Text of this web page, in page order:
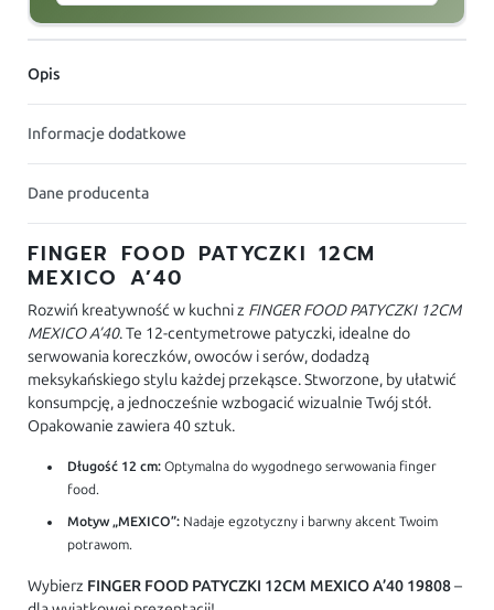
Opis
Informacje dodatkowe
Dane producenta
FINGER FOOD PATYCZKI 12CM
MEXICO A’40
Rozwiń kreatywność w kuchni z FINGER FOOD PATYCZKI 12CM
MEXICO A’40. Te 12-centymetrowe patyczki, idealne do
serwowania koreczków, owoców i serów, dodadzą
meksykańskiego stylu każdej przekąsce. Stworzone, by ułatwić
konsumpcję, a jednocześnie wzbogacić wizualnie Twój stół.
Opakowanie zawiera 40 sztuk.
Długość 12 cm: Optymalna do wygodnego serwowania finger
food.
Motyw „MEXICO”: Nadaje egzotyczny i barwny akcent Twoim
potrawom.
Wybierz FINGER FOOD PATYCZKI 12CM MEXICO A’40 19808–